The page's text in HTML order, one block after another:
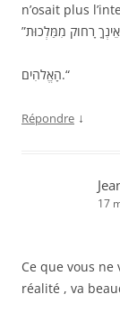
n’osait plus
”אֵינְךָ ָרחֹוק מִמַּלְכוּת
הָאֱלֹהִים.“
Répondre ↓
17
Ce que vous ne
réalité , va